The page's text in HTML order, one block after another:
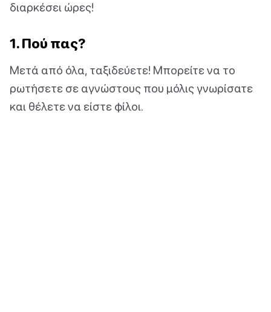
διαρκέσει ώρες!
1. Πού πας?
Μετά από όλα, ταξιδεύετε! Μπορείτε να το
ρωτήσετε σε αγνώστους που μόλις γνωρίσατε
και θέλετε να είστε φίλοι.